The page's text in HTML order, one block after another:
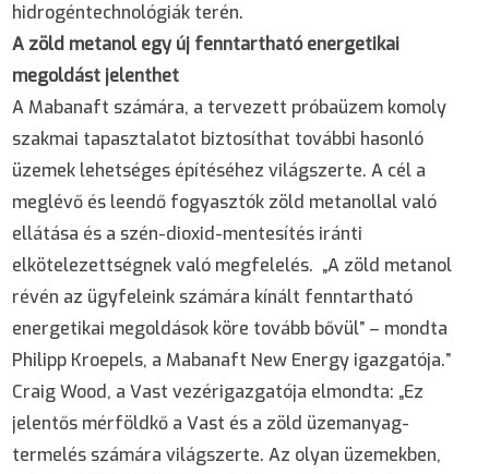
hidrogéntechnológiák terén.
A zöld metanol egy új fenntartható energetikai
megoldást jelenthet
A Mabanaft számára, a tervezett próbaüzem komoly
szakmai tapasztalatot biztosíthat további hasonló
üzemek lehetséges építéséhez világszerte. A cél a
meglévő és leendő fogyasztók zöld metanollal való
ellátása és a szén-dioxid-mentesítés iránti
elkötelezettségnek való megfelelés. „A zöld metanol
révén az ügyfeleink számára kínált fenntartható
energetikai megoldások köre tovább bővül” – mondta
Philipp Kroepels, a Mabanaft New Energy igazgatója.”
Craig Wood, a Vast vezérigazgatója elmondta: „Ez
jelentős mérföldkő a Vast és a zöld üzemanyag-
termelés számára világszerte. Az olyan üzemekben,